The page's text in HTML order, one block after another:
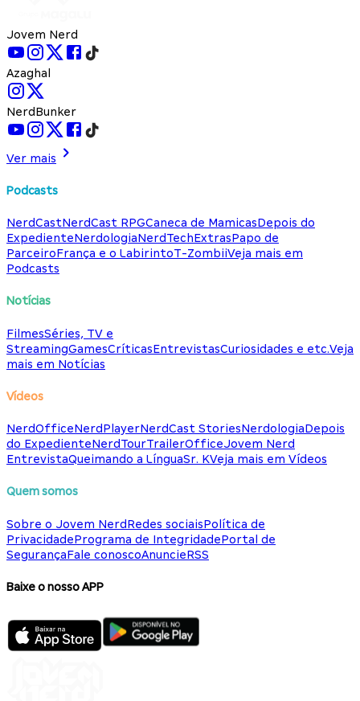
Jovem Nerd
Azaghal
NerdBunker
Ver mais
Podcasts
NerdCastNerdCast RPGCaneca de MamicasDepois do
ExpedienteNerdologiaNerdTechExtrasPapo de
ParceiroFrança e o LabirintoT-ZombiiVeja mais em
Podcasts
Notícias
FilmesSéries, TV e
StreamingGamesCríticasEntrevistasCuriosidades e etc.Veja
mais em Notícias
Vídeos
NerdOfficeNerdPlayerNerdCast StoriesNerdologiaDepois
do ExpedienteNerdTourTrailerOfficeJovem Nerd
EntrevistaQueimando a LínguaSr. KVeja mais em Vídeos
Quem somos
Sobre o Jovem NerdRedes sociaisPolítica de
PrivacidadePrograma de IntegridadePortal de
SegurançaFale conoscoAnuncieRSS
Baixe o nosso APP